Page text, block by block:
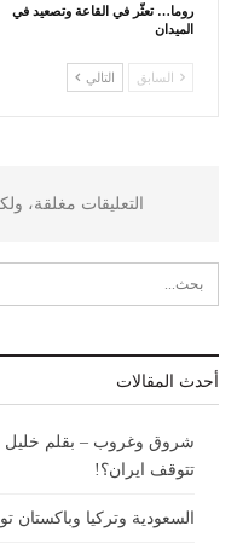
روما… تعثّر في القاعة وتصعيد في
الميدان
السابق التالي
التعليقات مغلقة،
أحدث المقالات
شروق وغروب – بقلم خليل
تتوقف ايران؟!
السعودية وتركيا وباكستان